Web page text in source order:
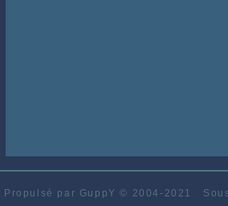
Propulsé par GuppY© 2004-2021